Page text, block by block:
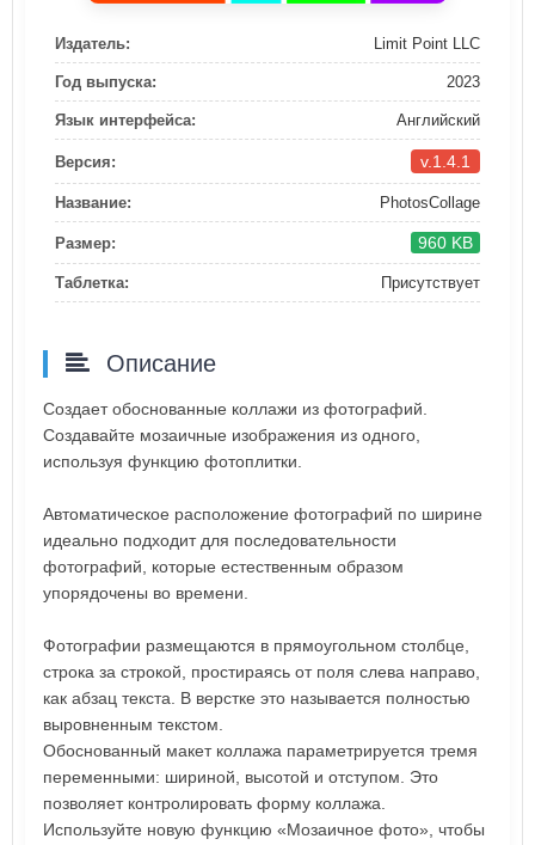
Издатель: Limit Point LLC
Год выпуска: 2023
Язык интерфейса: Английский
Версия: v.1.4.1
Название: PhotosCollage
Размер: 960 KB
Таблетка: Присутствует
Описание
Создает обоснованные коллажи из фотографий.
Создавайте мозаичные изображения из одного,
используя функцию фотоплитки.
Автоматическое расположение фотографий по ширине
идеально подходит для последовательности
фотографий, которые естественным образом
упорядочены во времени.
Фотографии размещаются в прямоугольном столбце,
строка за строкой, простираясь от поля слева направо,
как абзац текста. В верстке это называется полностью
выровненным текстом.
Обоснованный макет коллажа параметрируется тремя
переменными: шириной, высотой и отступом. Это
позволяет контролировать форму коллажа.
Используйте новую функцию «Мозаичное фото», чтобы